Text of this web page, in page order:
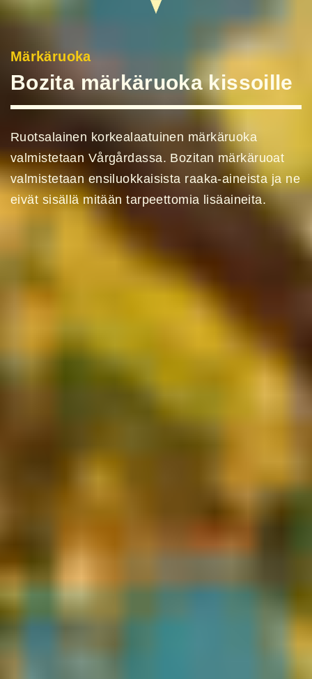
Märkäruoka
Bozita märkäruoka kissoille
Ruotsalainen korkealaatuinen märkäruoka
valmistetaan Vårgårdassa. Bozitan märkäruoat
valmistetaan ensiluokkaisista raaka-aineista ja ne
eivät sisällä mitään tarpeettomia lisäaineita.